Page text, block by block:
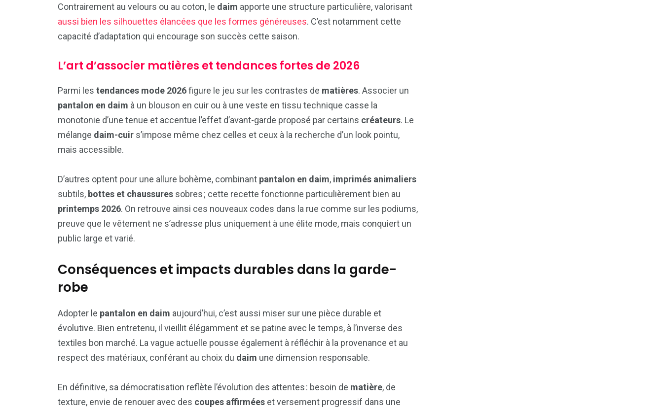
Contrairement au velours ou au coton, le daim apporte une structure particulière, valorisant
aussi bien les silhouettes élancées que les formes généreuses. C’est notamment cette
capacité d’adaptation qui encourage son succès cette saison.
L’art d’associer matières et tendances fortes de 2026
Parmi les tendances mode 2026figure le jeu sur les contrastes de matières. Associer un
pantalon en daim à un blouson en cuir ou à une veste en tissu technique casse la
monotonie d’une tenue et accentue l’effet d’avant-garde proposé par certains créateurs. Le
mélange daim-cuir s’impose même chez celles et ceux à la recherche d’un look pointu,
mais accessible.
D’autres optent pour une allure bohème, combinant pantalon en daim, imprimés animaliers
subtils, bottes et chaussures sobres ; cette recette fonctionne particulièrement bien au
printemps 2026. On retrouve ainsi ces nouveaux codes dans la rue comme sur les podiums,
preuve que le vêtement ne s’adresse plus uniquement à une élite mode, mais conquiert un
public large et varié.
Conséquences et impacts durables dans la garde-
robe
Adopter le pantalon en daim aujourd’hui, c’est aussi miser sur une pièce durable et
évolutive. Bien entretenu, il vieillit élégamment et se patine avec le temps, à l’inverse des
textiles bon marché. La vague actuelle pousse également à réfléchir à la provenance et au
respect des matériaux, conférant au choix du daim une dimension responsable.
En définitive, sa démocratisation reflète l’évolution des attentes : besoin de matière, de
texture, envie de renouer avec des coupes affirmées et versement progressif dans une